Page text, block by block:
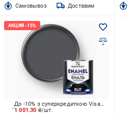
Cамовывоз Доставим
1 001.30 ₴/шт.
До -10% з суперкредиткою Visa Вигода